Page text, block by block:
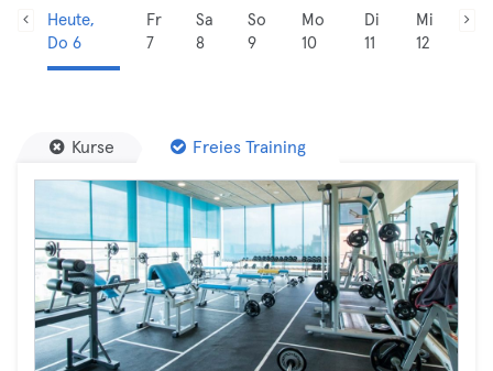
Heute,
Do 6
Fr
7
Sa
8
So
9
Mo
10
Di
11
Mi
12
Kurse Freies Training